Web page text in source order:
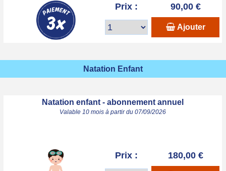
Prix : 90,00 €
Ajouter
Natation Enfant
Natation enfant - abonnement annuel
Valable 10 mois à partir du 07/09/2026
Prix : 180,00 €